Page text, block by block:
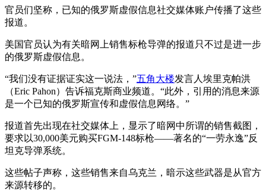
官员们坚称，已知的俄罗斯虚假信息社交媒体账户传播了这些
报道。
美国官员认为有关暗网上销售标枪导弹的报道只不过是进一步
的俄罗斯虚假信息。
“我们没有证据证实这一说法，”五角大楼发言人埃里克帕洪
（Eric Pahon）告诉福克斯商业频道。“此外，引用的消息来源
是一个已知的俄罗斯宣传和虚假信息网络。”
报道首先出现在社交媒体上，显示了暗网中所谓的销售截图，
要求以30,000美元购买FGM-148标枪——著名的“一劳永逸”反
坦克导弹系统。
这些帖子声称，这些销售来自乌克兰，暗示这些武器是从官方
来源转移的。